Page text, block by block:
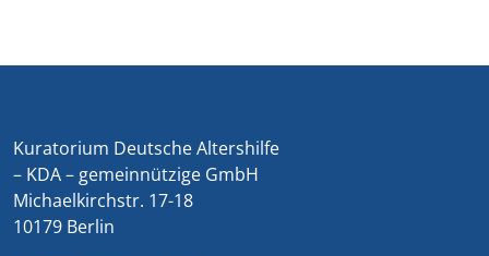
Kuratorium Deutsche Altershilfe
– KDA – gemeinnützige GmbH
Michaelkirchstr. 17-18
10179 Berlin